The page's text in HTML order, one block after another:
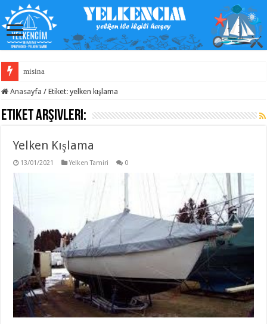
misina
Anasayfa / Etiket:yelken kışlama
Etiket Arşivleri:
Yelken Kışlama
13/01/2021 Yelken Tamiri 0